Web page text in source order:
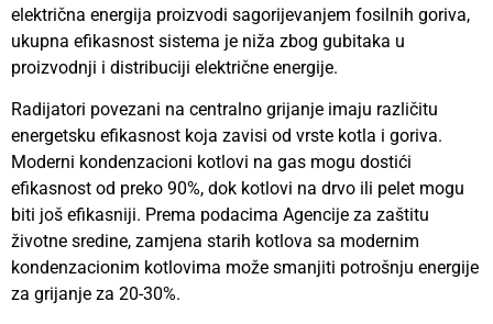
električna energija proizvodi sagorijevanjem fosilnih goriva,
ukupna efikasnost sistema je niža zbog gubitaka u
proizvodnji i distribuciji električne energije.
Radijatori povezani na centralno grijanje imaju različitu
energetsku efikasnost koja zavisi od vrste kotla i goriva.
Moderni kondenzacioni kotlovi na gas mogu dostići
efikasnost od preko 90%, dok kotlovi na drvo ili pelet mogu
biti još efikasniji. Prema podacima Agencije za zaštitu
životne sredine, zamjena starih kotlova sa modernim
kondenzacionim kotlovima može smanjiti potrošnju energije
za grijanje za 20-30%.